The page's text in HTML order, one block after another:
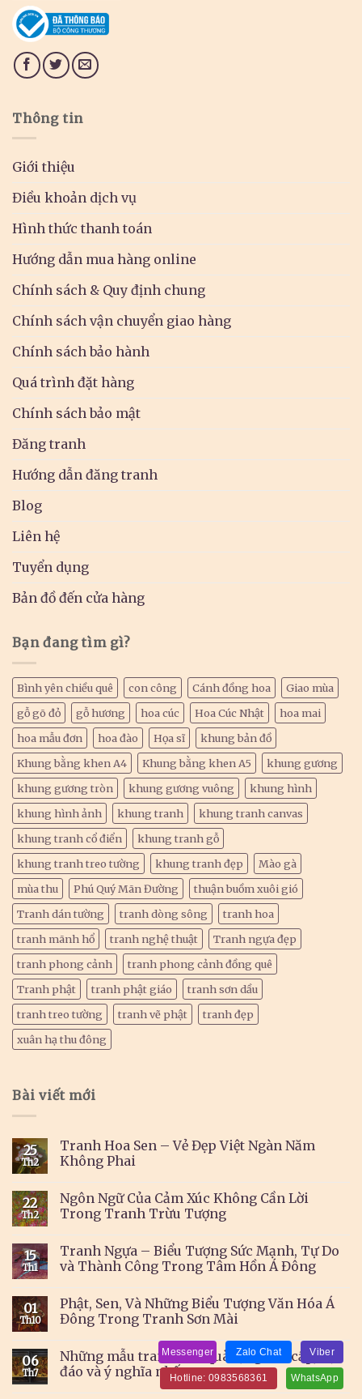
Thông tin
Giới thiệu
Điều khoản dịch vụ
Hình thức thanh toán
Hướng dẫn mua hàng online
Chính sách & Quy định chung
Chính sách vận chuyển giao hàng
Chính sách bảo hành
Quá trình đặt hàng
Chính sách bảo mật
Đăng tranh
Hướng dẫn đăng tranh
Blog
Liên hệ
Tuyển dụng
Bản đồ đến cửa hàng
Bạn đang tìm gì?
Bình yên chiều quê con công Cánh đồng hoa
Giao mùa
gỗ gõ đỏ
gỗ hương hoa cúc Hoa Cúc Nhật
hoa mai
hoa mẫu đơn
hoa đào Họa sĩ
khung bản đồ
Khung bằng khen A4
Khung bằng khen A5
khung gương
khung gương tròn
khung gương vuông
khung hình
khung hình ảnh
khung tranh
khung tranh canvas
khung tranh cổ điển
khung tranh gỗ
khung tranh treo tường
khung tranh đẹp
Mào gà
mùa thu
Phú Quý Mãn Đường
thuận buồm xuôi gió
Tranh dán tường
tranh dòng sông
tranh hoa
tranh mãnh hổ
tranh nghệ thuật
Tranh ngựa đẹp
tranh phong cảnh
tranh phong cảnh đồng quê
Tranh phật
tranh phật giáo
tranh sơn dầu
tranh treo tường
tranh vẽ phật
tranh đẹp
xuân hạ thu đông
Bài viết mới
25
Th2
Tranh Hoa Sen – Vẻ Đẹp Việt Ngàn Năm
Không Phai
22
Th2
Ngôn Ngữ Của Cảm Xúc Không Cần Lời
Trong Tranh Trừu Tượng
15
Th1
Tranh Ngựa – Biểu Tượng Sức Mạnh, Tự Do
và Thành Công Trong Tâm Hồn Á Đông
01
Th10
Phật, Sen, Và Những Biểu Tượng Văn Hóa Á
Đông Trong Tranh Sơn Mài
06
Th7
Những mẫu tranh làm quà tặng cao cấp, độc
đáo và ý nghĩa nhất
Viber
Zalo Chat
Messenger
WhatsApp
Hotline: 0983568361